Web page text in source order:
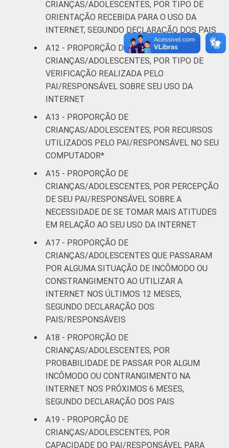
CRIANÇAS/ADOLESCENTES, POR TIPO DE
ORIENTAÇÃO RECEBIDA PARA O USO DA
INTERNET, SEGUNDO DECLARAÇÃO DOS PAIS
A12 - PROPORÇÃO DE
CRIANÇAS/ADOLESCENTES, POR TIPO DE
VERIFICAÇÃO REALIZADA PELO
PAI/RESPONSÁVEL SOBRE SEU USO DA
INTERNET
A13 - PROPORÇÃO DE
CRIANÇAS/ADOLESCENTES, POR RECURSOS
UTILIZADOS PELO PAI/RESPONSÁVEL NO SEU
COMPUTADOR*
A15 - PROPORÇÃO DE
CRIANÇAS/ADOLESCENTES, POR PERCEPÇÃO
DE SEU PAI/RESPONSÁVEL SOBRE A
NECESSIDADE DE SE TOMAR MAIS ATITUDES
EM RELAÇÃO AO SEU USO DA INTERNET
A17 - PROPORÇÃO DE
CRIANÇAS/ADOLESCENTES QUE PASSARAM
POR ALGUMA SITUAÇÃO DE INCÔMODO OU
CONSTRANGIMENTO AO UTILIZAR A
INTERNET NOS ÚLTIMOS 12 MESES,
SEGUNDO DECLARAÇÃO DOS
PAIS/RESPONSÁVEIS
A18 - PROPORÇÃO DE
CRIANÇAS/ADOLESCENTES, POR
PROBABILIDADE DE PASSAR POR ALGUM
INCÔMODO OU CONTRANGIMENTO NA
INTERNET NOS PRÓXIMOS 6 MESES,
SEGUNDO DECLARAÇÃO DOS PAIS
A19 - PROPORÇÃO DE
CRIANÇAS/ADOLESCENTES, POR
CAPACIDADE DO PAI/RESPONSÁVEL PARA